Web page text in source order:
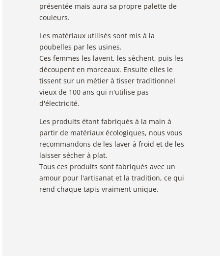
présentée mais aura sa propre palette de
couleurs.
Les matériaux utilisés sont mis à la
poubelles par les usines.
Ces femmes les lavent, les sèchent, puis les
découpent en morceaux. Ensuite elles le
tissent sur un métier à tisser traditionnel
vieux de 100 ans qui n'utilise pas
d'électricité.
Les produits étant fabriqués à la main à
partir de matériaux écologiques, nous vous
recommandons de les laver à froid et de les
laisser sécher à plat.
Tous ces produits sont fabriqués avec un
amour pour l'artisanat et la tradition, ce qui
rend chaque tapis vraiment unique.